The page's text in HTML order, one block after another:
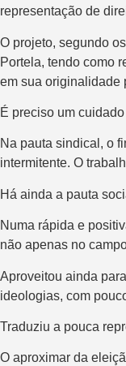
representação de
O projeto, segundo
Portela, tendo como
em sua originalidade
É preciso um
Na pauta sindical, o
intermitente. O
Há ainda a pauta
Numa rápida e
não apenas no
Aproveitou ainda
ideologias, com
Traduziu a pouca
O aproximar da